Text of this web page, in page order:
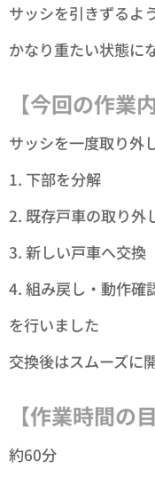
サッシを引きずるよ
かなり重たい状態に
【今回の作業
サッシを一度取り外し
1. 下部を分解
2. 既存戸車の取り外
3. 新しい戸車へ交換
4. 組み戻し・動作確
を行いました✨
交換後はスムーズに
【作業時間の
約60分